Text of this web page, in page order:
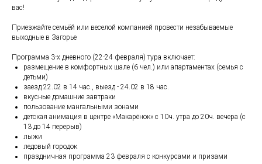
вас!
Приезжайте семьёй или веселой компанией провести незабываемые
выходные в Загорье
Программа 3-х дневного (22-24 февраля) тура включает:
размещение в комфортных шале (6 чел.) или апартаментах (семья с
детьми)
заезд 22.02 в 14 час., выезд - 24.02 в 18 час.
вкусные домашние завтраки
пользование мангальными зонами
детская анимация в центре «Макарёнок» с 10ч. утра до 20ч. вечера (с
13 до 14 перерыв)
лыжи
ледовый городок
праздничная программа 23 февраля с конкурсами и призами